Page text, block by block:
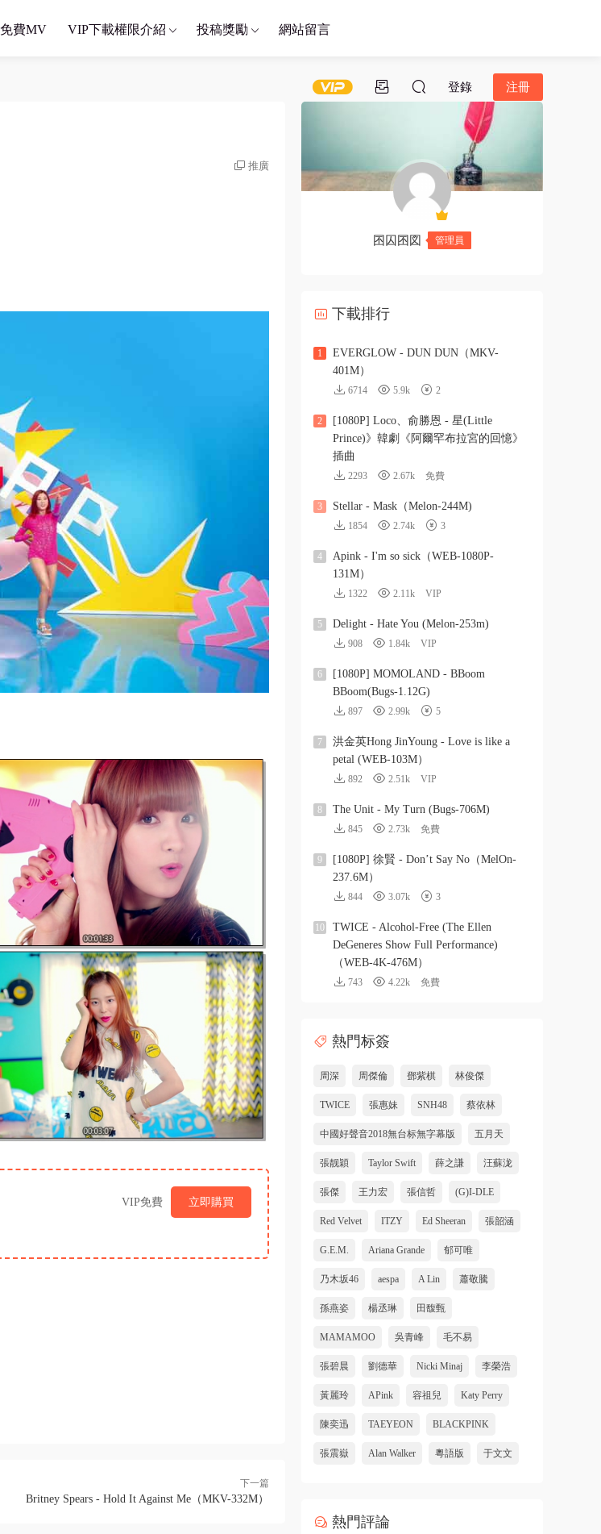
免費MV VIP下載權限介紹 投稿獎勵 網站留言
登錄 注冊
推廣
VIP免費 立即購買
下一篇
Britney Spears - Hold It Against Me（MKV-332M）
囨囚囨図 管理員
下載排行
1
EVERGLOW - DUN DUN（MKV-
401M）
6714 5.9k 2
2
[1080P] Loco、俞勝恩 - 星(Little
Prince)》韓劇《阿爾罕布拉宮的回憶》
插曲
2293 2.67k 免費
3 Stellar - Mask（Melon-244M)
1854 2.74k 3
4
Apink - I'm so sick（WEB-1080P-
131M）
1322 2.11k VIP
5 Delight - Hate You (Melon-253m)
908 1.84k VIP
6
[1080P] MOMOLAND - BBoom
BBoom(Bugs-1.12G)
897 2.99k 5
7
洪金英Hong JinYoung - Love is like a
petal (WEB-103M）
892 2.51k VIP
8 The Unit - My Turn (Bugs-706M)
845 2.73k 免費
9
[1080P] 徐賢 - Don’t Say No（MelOn-
237.6M）
844 3.07k 3
10
TWICE - Alcohol-Free (The Ellen
DeGeneres Show Full Performance)
（WEB-4K-476M）
743 4.22k 免費
熱門标簽
周深 周傑倫 鄧紫棋 林俊傑
TWICE 張惠妹 SNH48 蔡依林
中國好聲音2018無台标無字幕版 五月天
張靓穎 Taylor Swift 薛之謙 汪蘇泷
張傑 王力宏 張信哲 (G)I-DLE
Red Velvet ITZY Ed Sheeran 張韶涵
G.E.M. Ariana Grande 郁可唯
乃木坂46 aespa A Lin 蕭敬騰
孫燕姿 楊丞琳 田馥甄
MAMAMOO 吳青峰 毛不易
張碧晨 劉德華 Nicki Minaj 李榮浩
黃麗玲 APink 容祖兒 Katy Perry
陳奕迅 TAEYEON BLACKPINK
張震嶽 Alan Walker 粵語版 于文文
熱門評論